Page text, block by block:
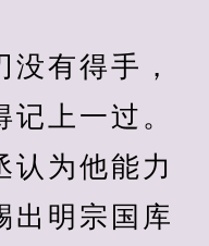
有得手，
上一过。
为他能力
出明宗国库